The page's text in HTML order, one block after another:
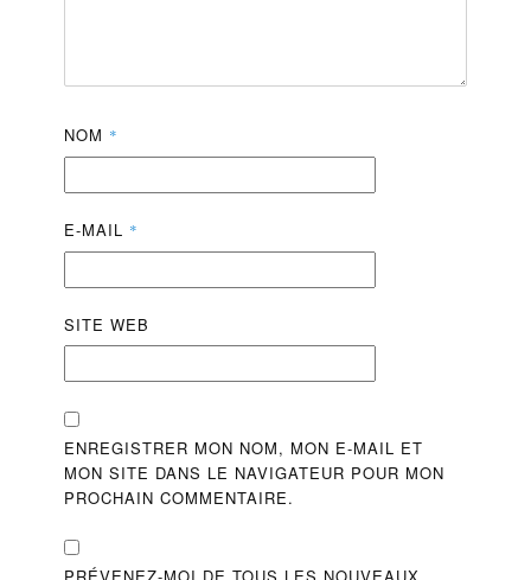
NOM *
E-MAIL *
SITE WEB
ENREGISTRER MON NOM, MON E-MAIL ET
MON SITE DANS LE NAVIGATEUR POUR MON
PROCHAIN COMMENTAIRE.